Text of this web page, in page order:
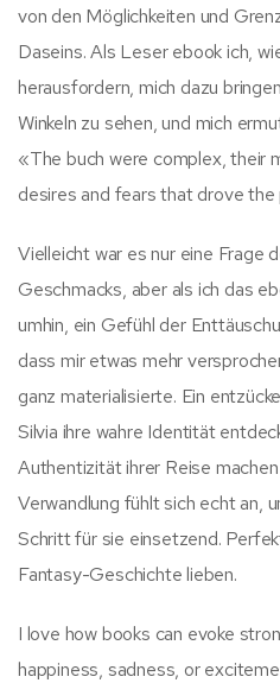
von den Möglichkeiten und
Daseins. Als Leser ebook ich,
herausfordern, mich dazu
Winkeln zu sehen, und mich
«The buch were complex, their
desires and fears that drove
Vielleicht war es nur eine Frage
Geschmacks, aber als ich das
umhin, ein Gefühl der
dass mir etwas mehr
ganz materialisierte. Ein
Silvia ihre wahre Identität
Authentizität ihrer Reise
Verwandlung fühlt sich echt an,
Schritt für sie einsetzend.
Fantasy-Geschichte lieben.
I love how books can evoke
happiness, sadness, or